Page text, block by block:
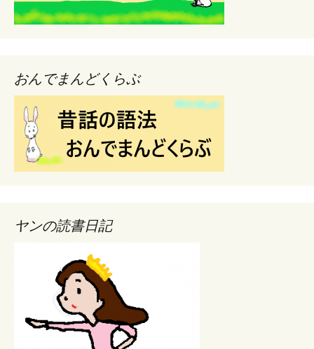
おんでまんどくらぶ
ヤンの読書日記